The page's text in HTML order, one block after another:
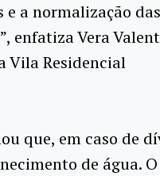
a normalização das
enfatiza Vera
Vila Residencial
que, em caso de
de água. O